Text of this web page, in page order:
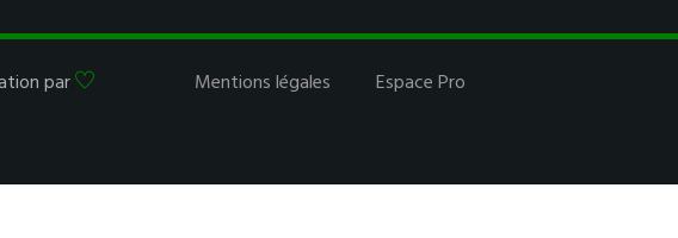
par
Mentions légales Espace Pro